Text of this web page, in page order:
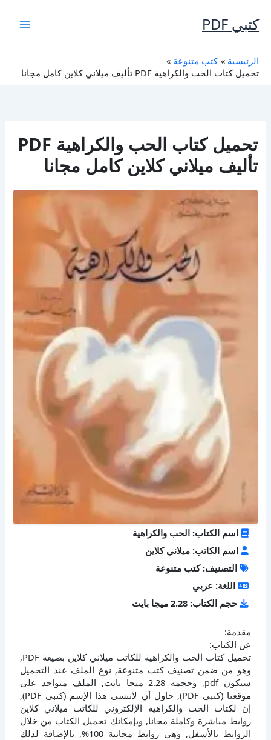
إلى
المحتوى
كتبي PDF
الرئيسية
كتب متنوعة
تحميل كتاب الحب والكراهية PDF تأليف ميلاني كلاين كامل مجانا
تحميل كتاب الحب والكراهية PDF
تأليف ميلاني كلاين كامل مجانا
اسم الكتاب: الحب والكراهية
اسم الكاتب: ميلاني كلاين
التصنيف: كتب متنوعة
اللغة: عربي
حجم الكتاب: 2.28 ميجا بايت
مقدمة:
عن الكتاب:
تحميل كتاب الحب والكراهية للكاتب ميلاني كلاين بصيغة PDF,
وهو من ضمن تصنيف كتب متنوعة, نوع الملف عند التحميل
سيكون pdf, وحجمه 2.28 ميجا بايت, الملف متواجد على
موقعنا (كتبي PDF), حاول أن لاتنسى هذا الإسم (كتبي PDF),
إن لكتاب الحب والكراهية الإلكتروني للكاتب ميلاني كلاين
روابط مباشرة وكاملة مجانا, وبإمكانك تحميل الكتاب من خلال
الروابط بالأسفل, وهي روابط مجانية 100%, بالإضافة لذلك